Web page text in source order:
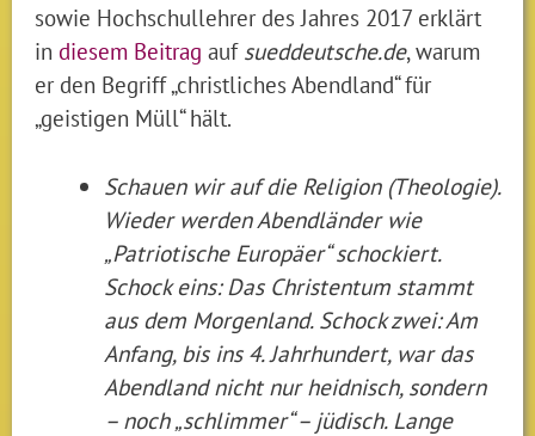
sowie Hochschullehrer des Jahres 2017 erklärt
in diesem Beitrag auf sueddeutsche.de, warum
er den Begriff „christliches Abendland“ für
„geistigen Müll“ hält.
Schauen wir auf die Religion (Theologie).
Wieder werden Abendländer wie
„Patriotische Europäer“ schockiert.
Schock eins: Das Christentum stammt
aus dem Morgenland. Schock zwei: Am
Anfang, bis ins 4. Jahrhundert, war das
Abendland nicht nur heidnisch, sondern
– noch „schlimmer“ – jüdisch. Lange